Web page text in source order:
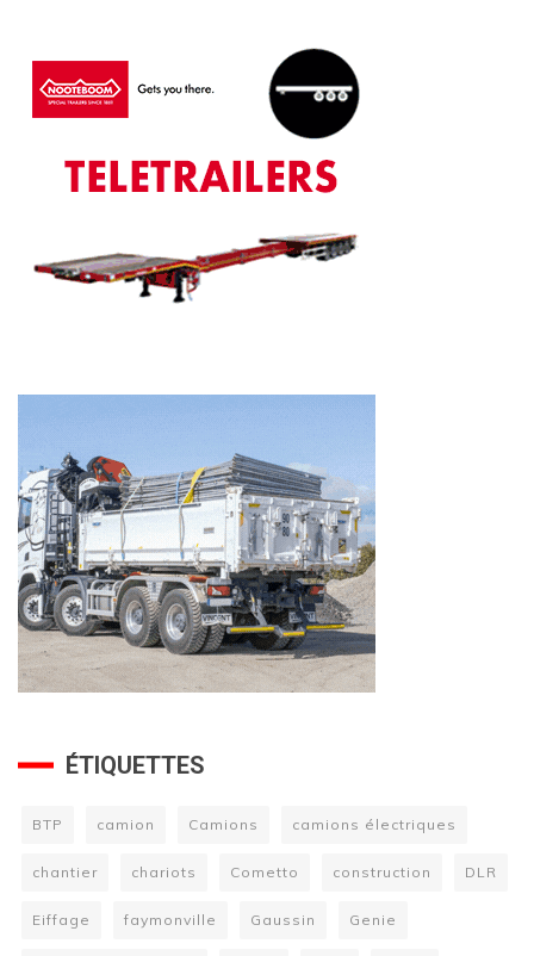
ÉTIQUETTES
BTP camion Camions camions électriques
chantier chariots Cometto construction DLR
Eiffage faymonville Gaussin Genie